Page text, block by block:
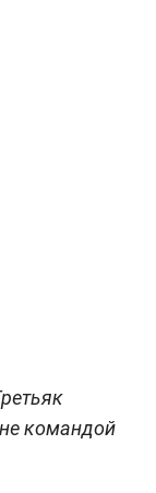
командой